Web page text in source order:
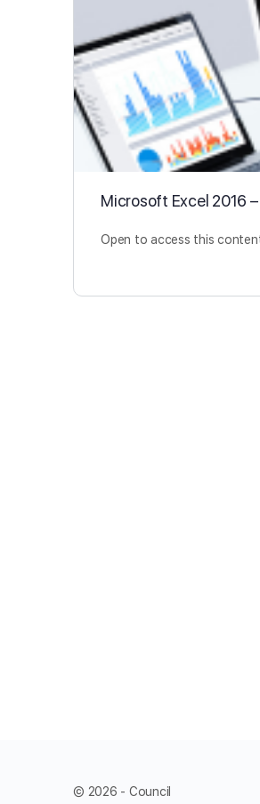
Microsoft Excel 2016
Open to access this
© 2026 - Council